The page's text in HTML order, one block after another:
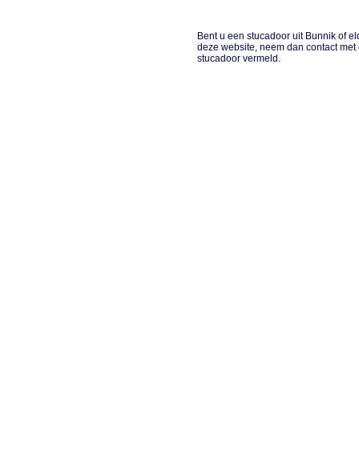
Bent u een stucadoor uit Bunnik of
deze website, neem dan contact
stucadoor vermeld.